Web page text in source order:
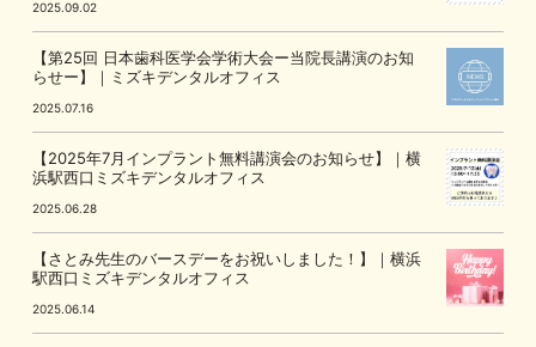
2025.09.02
【第25回 日本歯科医学会学術大会ー当院長講演のお知
らせー】｜ミズキデンタルオフィス
2025.07.16
【2025年7月インプラント無料講演会のお知らせ】｜横
浜駅西口ミズキデンタルオフィス
2025.06.28
【さとみ先生のバースデーをお祝いしました！】｜横浜
駅西口ミズキデンタルオフィス
2025.06.14